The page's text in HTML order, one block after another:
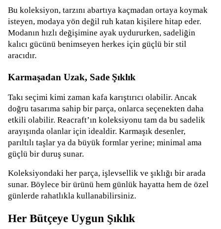
Bu koleksiyon, tarzını abartıya kaçmadan ortaya koymak
isteyen, modaya yön değil ruh katan kişilere hitap eder.
Modanın hızlı değişimine ayak uydururken, sadeliğin
kalıcı gücünü benimseyen herkes için güçlü bir stil
aracıdır.
Karmaşadan Uzak, Sade Şıklık
Takı seçimi kimi zaman kafa karıştırıcı olabilir. Ancak
doğru tasarıma sahip bir parça, onlarca seçenekten daha
etkili olabilir. Reacraft’ın koleksiyonu tam da bu sadelik
arayışında olanlar için idealdir. Karmaşık desenler,
parıltılı taşlar ya da büyük formlar yerine; minimal ama
güçlü bir duruş sunar.
Koleksiyondaki her parça, işlevsellik ve şıklığı bir arada
sunar. Böylece bir ürünü hem günlük hayatta hem de özel
günlerde rahatlıkla kullanabilirsiniz.
Her Bütçeye Uygun Şıklık